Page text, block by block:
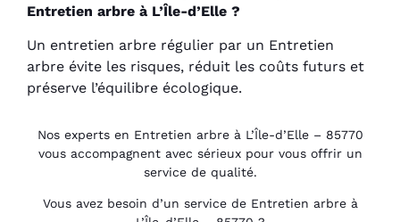
Entretien arbre à L’Île-d’Elle ?
Un entretien arbre régulier par un Entretien
arbre évite les risques, réduit les coûts futurs et
préserve l’équilibre écologique.
Nos experts en Entretien arbre à L’Île-d’Elle – 85770
vous accompagnent avec sérieux pour vous offrir un
service de qualité.
Vous avez besoin d’un service de Entretien arbre à